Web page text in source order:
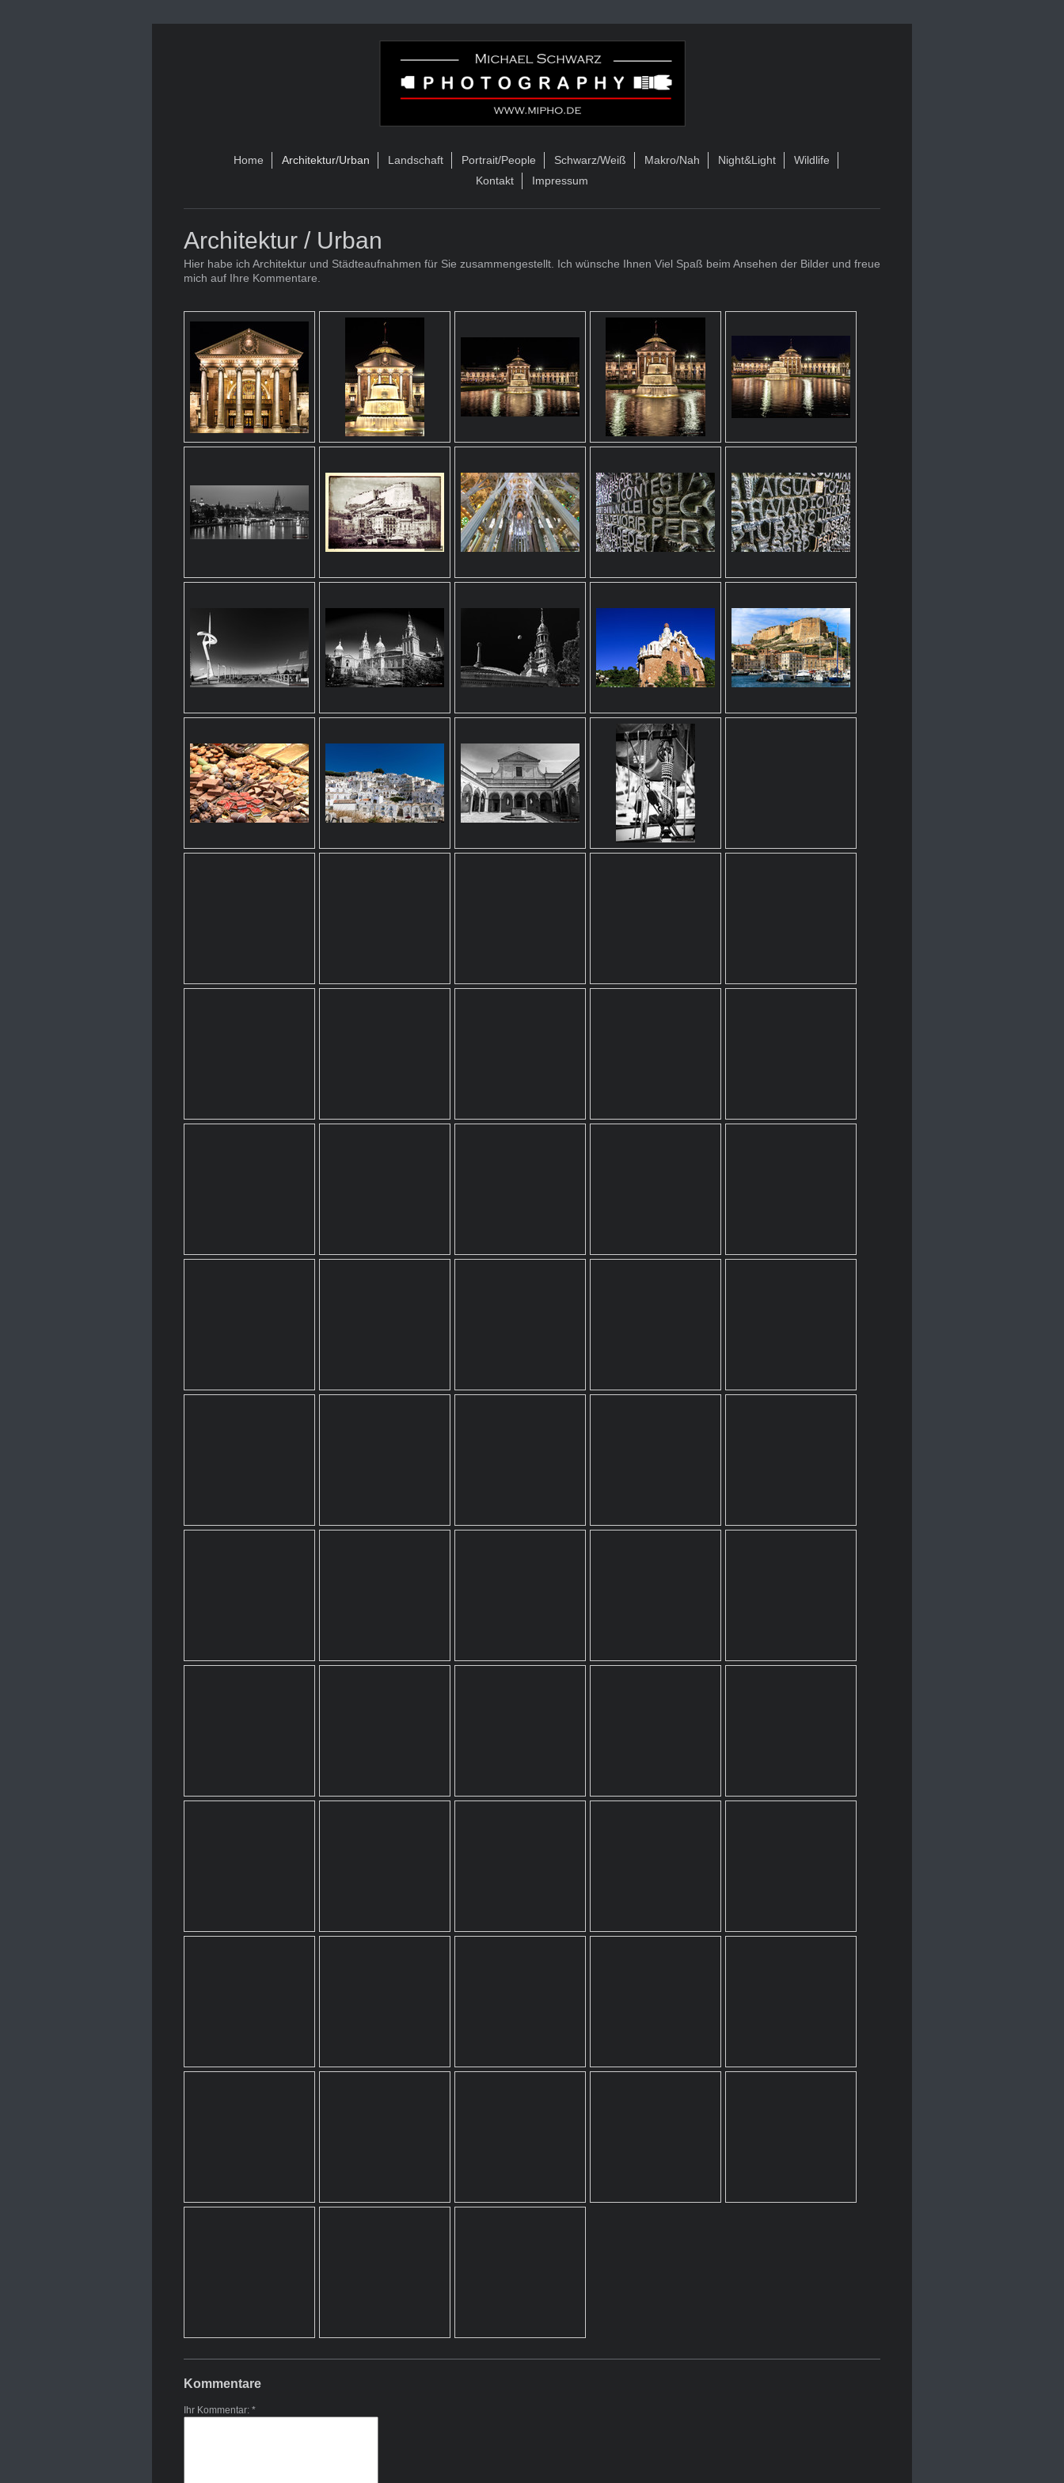
Home Architektur/Urban Landschaft Portrait/People Schwarz/Weiß Makro/Nah Night&Light
Wildlife
Kontakt
Impressum
Architektur / Urban
Hier habe ich Architektur und Städteaufnahmen für Sie zusammengestellt. Ich wünsche Ihnen Viel Spaß beim Ansehen der Bilder und freue
mich auf Ihre Kommentare.
Kommentare
Ihr Kommentar: *